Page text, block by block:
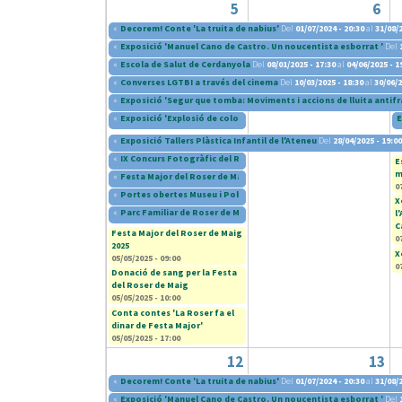
5 6
« Decorem! Conte 'La truita de nabius' Del 01/07/2024 - 20:30al 31/08/
« Exposició 'Manuel Cano de Castro. Un noucentista esborrat ' Del
« Escola de Salut de Cerdanyola Del 08/01/2025 - 17:30al 04/06/2025 -
« Converses LGTBI a través del cinema Del 10/03/2025 - 18:30al 30/06/
« Exposició 'Segur que tomba: Moviments i accions de lluita
« Exposició 'Explosió de colors' 05/05/2025 -
« Exposició Tallers Plàstica Infantil de l'Ateneu Del 28/04/2025 - 19:00
« IX Concurs Fotogràfic del Roser de Maig 2025 02/05/2025 - 17:00
« Festa Major del Roser de Maig 2025 05/05/
« Portes obertes Museu i Poblat Ibèric de Ca n'Oliver - Roser de
« Parc Familiar de Roser de Maig 2025
05/05/
Festa Major del Roser de Maig
2025
05/05/2025 - 09:00
Donació de sang per la Festa
del Roser de Maig
05/05/2025 - 10:00
Conta contes 'La Roser fa el
dinar de Festa Major'
05/05/2025 - 17:00
12 13
« Decorem! Conte 'La truita de nabius' Del 01/07/2024 - 20:30al 31/08/
« Exposició 'Manuel Cano de Castro. Un noucentista esborrat ' Del